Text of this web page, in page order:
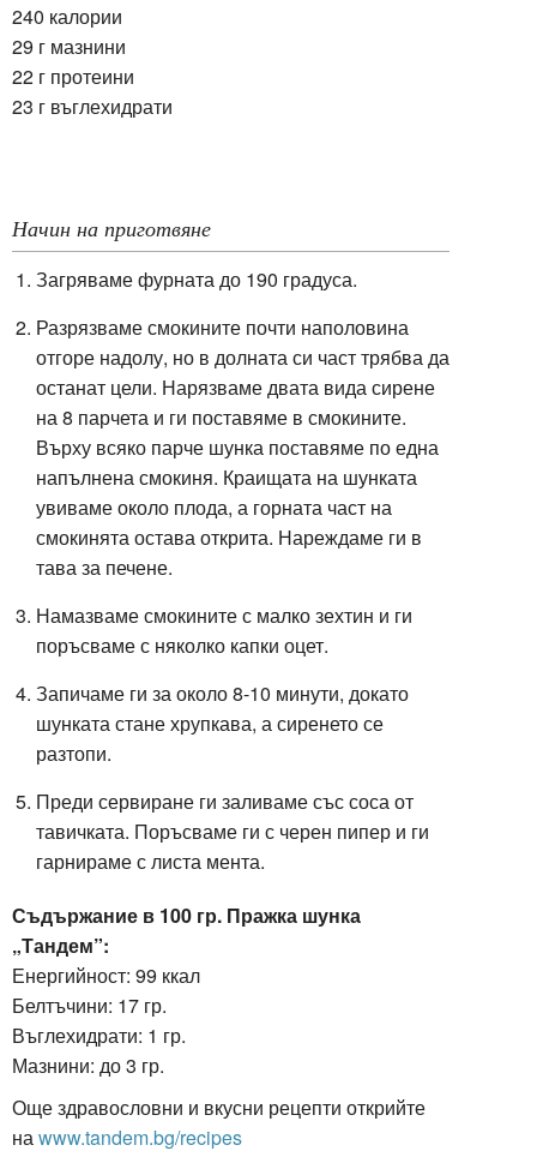
240 калории
29 г мазнини
22 г протеини
23 г въглехидрати
Начин на приготвяне
Загряваме фурната до 190 градуса.
Разрязваме смокините почти наполовина
отгоре надолу, но в долната си част трябва да
останат цели. Нарязваме двата вида сирене
на 8 парчета и ги поставяме в смокините.
Върху всяко парче шунка поставяме по една
напълнена смокиня. Краищата на шунката
увиваме около плода, а горната част на
смокинята остава открита. Нареждаме ги в
тава за печене.
Намазваме смокините с малко зехтин и ги
поръсваме с няколко капки оцет.
Запичаме ги за около 8-10 минути, докато
шунката стане хрупкава, а сиренето се
разтопи.
Преди сервиране ги заливаме със соса от
тавичката. Поръсваме ги с черен пипер и ги
гарнираме с листа мента.
Съдържание в 100 гр. Пражка шунка
„Тандем”:
Енергийност: 99 ккал
Белтъчини: 17 гр.
Въглехидрати: 1 гр.
Мазнини: до 3 гр.
Още здравословни и вкусни рецепти открийте
наwww.tandem.bg/recipes